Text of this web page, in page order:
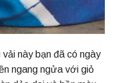
này bạn đã có ngày
ngang ngửa với giỏ